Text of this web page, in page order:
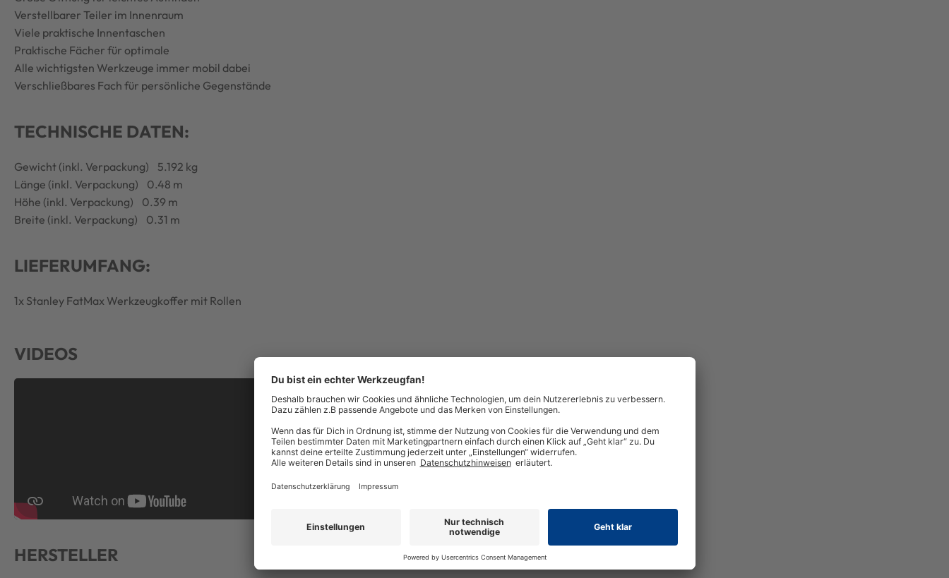
Verstellbarer Teiler im Innenraum
Viele praktische Innentaschen
Praktische Fächer für optimale
Alle wichtigsten Werkzeuge immer mobil dabei
Verschließbares Fach für persönliche Gegenstände
TECHNISCHE DATEN:
Gewicht (inkl. Verpackung) 5.192 kg
Länge (inkl. Verpackung) 0.48 m
Höhe (inkl. Verpackung) 0.39 m
Breite (inkl. Verpackung) 0.31 m
LIEFERUMFANG:
1x Stanley FatMax Werkzeugkoffer mit Rollen
VIDEOS
HERSTELLER